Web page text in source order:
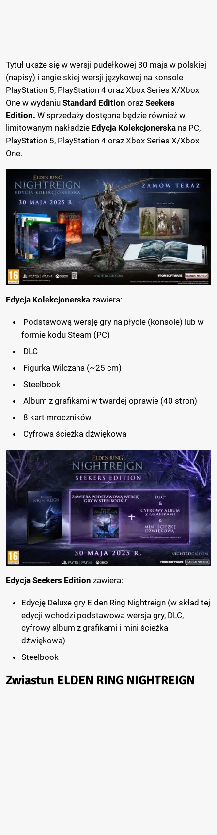
Tytuł ukaże się w wersji pudełkowej 30 maja w polskiej
(napisy) i angielskiej wersji językowej na konsole
PlayStation 5, PlayStation 4 oraz Xbox Series X/Xbox
One w wydaniu Standard Edition oraz Seekers
Edition. W sprzedaży dostępna będzie również w
limitowanym nakładzie Edycja Kolekcjonerska na PC,
PlayStation 5, PlayStation 4 oraz Xbox Series X/Xbox
One.
Edycja Kolekcjonerska zawiera:
Podstawową wersję gry na płycie (konsole) lub w
formie kodu Steam (PC)
DLC
Figurka Wilczana (~25 cm)
Steelbook
Album z grafikami w twardej oprawie (40 stron)
8 kart mroczników
Cyfrowa ścieżka dźwiękowa
Edycja Seekers Edition zawiera:
Edycję Deluxe gry Elden Ring Nightreign (w skład tej
edycji wchodzi podstawowa wersja gry, DLC,
cyfrowy album z grafikami i mini ścieżka
dźwiękowa)
Steelbook
Zwiastun ELDEN RING NIGHTREIGN